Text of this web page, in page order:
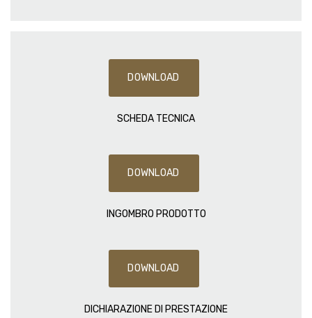
DOWNLOAD
SCHEDA TECNICA
DOWNLOAD
INGOMBRO PRODOTTO
DOWNLOAD
DICHIARAZIONE DI PRESTAZIONE